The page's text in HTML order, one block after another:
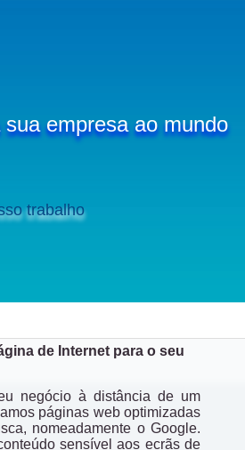
empresa ao mundo
trabalho
de Internet para o seu
negócio à distância de um
páginas web optimizadas
nomeadamente o Google.
sensível aos ecrãs de